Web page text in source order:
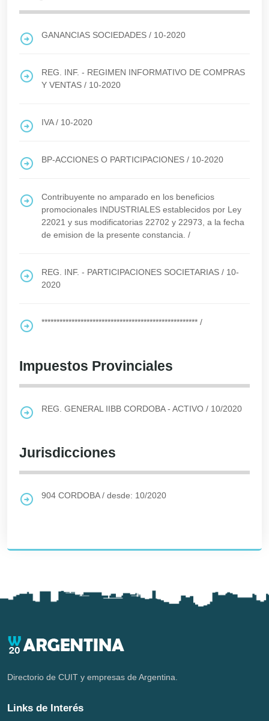
GANANCIAS SOCIEDADES / 10-2020
REG. INF. - REGIMEN INFORMATIVO DE COMPRAS
Y VENTAS / 10-2020
IVA/ 10-2020
BP-ACCIONES O PARTICIPACIONES / 10-2020
Contribuyente no amparado en los beneficios
promocionales INDUSTRIALES establecidos por Ley
22021 y sus modificatorias 22702 y 22973, a la fecha
de emision de la presente constancia. /
REG. INF. - PARTICIPACIONES SOCIETARIAS / 10-
2020
**************************************************** /
Impuestos Provinciales
REG. GENERAL IIBB CORDOBA - ACTIVO / 10/2020
Jurisdicciones
904 CORDOBA/ desde: 10/2020
Directorio de CUIT y empresas de Argentina.
Links de Interés